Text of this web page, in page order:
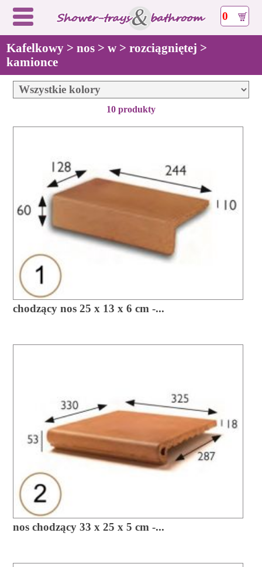
0
Kafelkowy > nos > w > rozciągniętej >
kamionce
10 produkty
chodzący nos 25 x 13 x 6 cm -...
nos chodzący 33 x 25 x 5 cm -...